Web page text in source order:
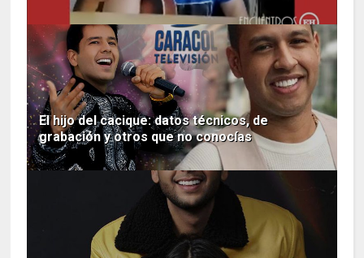
El hijo del cacique: datos técnicos, de
grabación y otros que no conocías